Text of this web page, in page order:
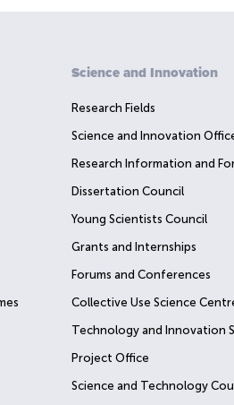
Science and Innovation
Research Fields
Science and Innovation
Research Information and
Dissertation Council
Young Scientists Council
Grants and Internships
Forums and Conferences
Collective Use Science
Technology and Innovation
Project Office
Science and Technology